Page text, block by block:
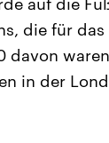
die für
davon
in der